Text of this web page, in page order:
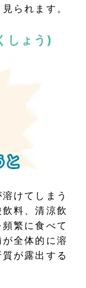
られます。
しょう)
けてしまう
料、清涼飲
繁に食べて
全体的に溶
が露出する